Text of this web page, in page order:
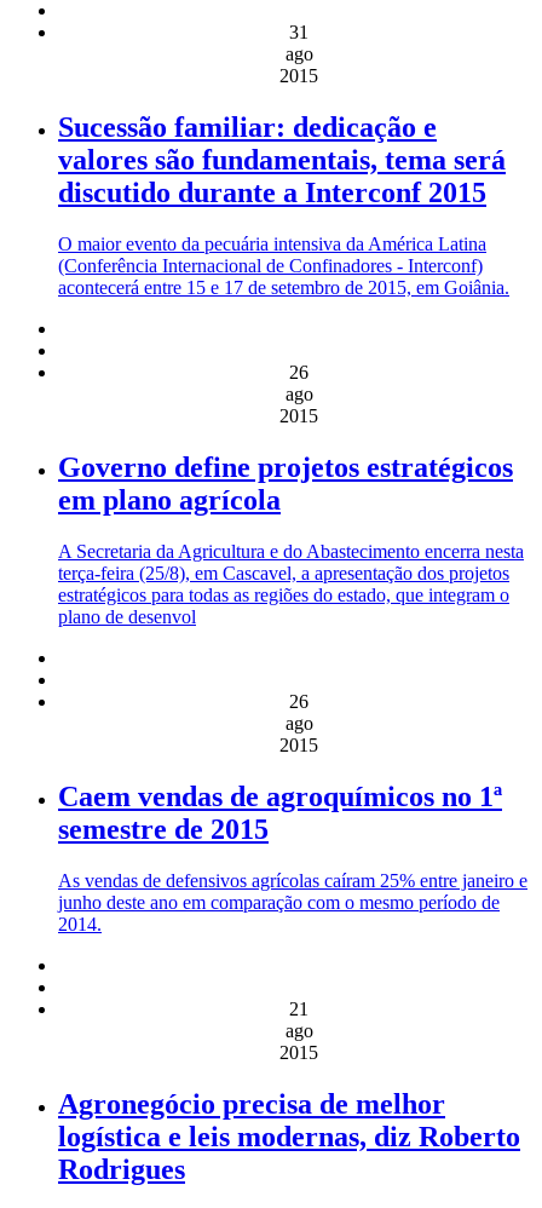
31
ago
2015
Sucessão familiar: dedicação e
valores são fundamentais, tema será
discutido durante a Interconf 2015
O maior evento da pecuária intensiva da América Latina
(Conferência Internacional de Confinadores - Interconf)
acontecerá entre 15 e 17 de setembro de 2015, em Goiânia.
26
ago
2015
Governo define projetos estratégicos
em plano agrícola
A Secretaria da Agricultura e do Abastecimento encerra nesta
terça-feira (25/8), em Cascavel, a apresentação dos projetos
estratégicos para todas as regiões do estado, que integram o
plano de desenvol
26
ago
2015
Caem vendas de agroquímicos no 1ª
semestre de 2015
As vendas de defensivos agrícolas caíram 25% entre janeiro e
junho deste ano em comparação com o mesmo período de
2014.
21
ago
2015
Agronegócio precisa de melhor
logística e leis modernas, diz Roberto
Rodrigues